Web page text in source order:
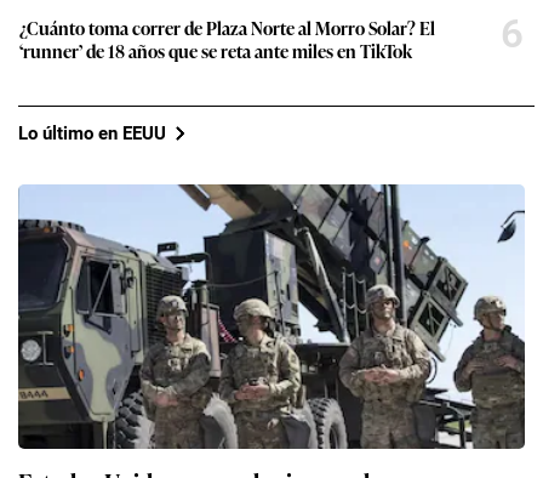
¿Cuánto toma correr de Plaza Norte al Morro Solar? El
‘runner’ de 18 años que se reta ante miles en TikTok
6
Lo último en EEUU